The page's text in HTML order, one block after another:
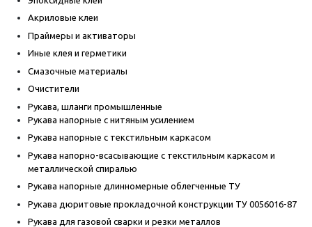
Акриловые клеи
Праймеры и активаторы
Иные клея и герметики
Смазочные материалы
Очистители
Рукава, шланги промышленные
Рукава напорные с нитяным усилением
Рукава напорные с текстильным каркасом
Рукава напорно-всасывающие с текстильным каркасом и
металлической спиралью
Рукава напорные длинномерные облегченные ТУ
Рукава дюритовые прокладочной конструкции ТУ 0056016-87
Рукава для газовой сварки и резки металлов